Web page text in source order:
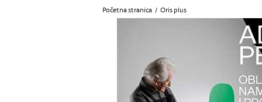
Početna stranica / Oris plus